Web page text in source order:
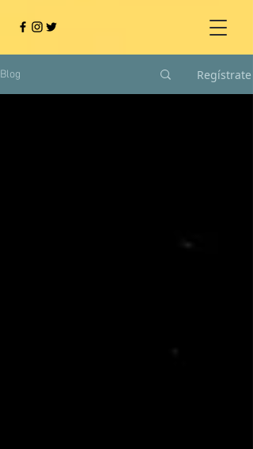
Blog Regístrate